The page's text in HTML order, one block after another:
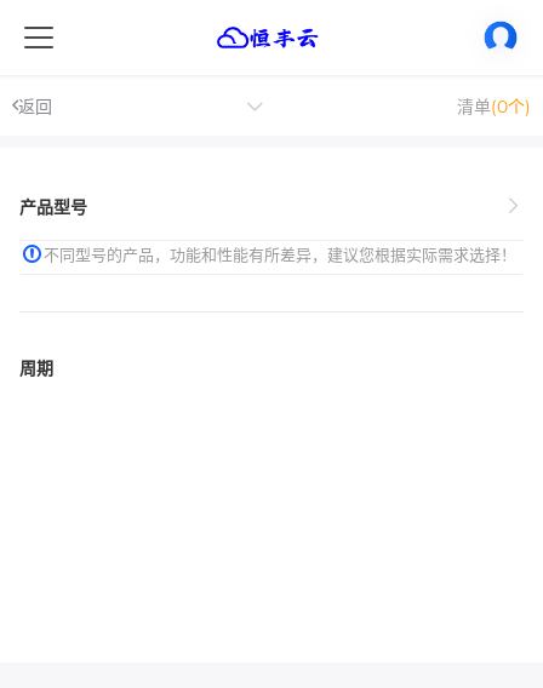
返回 清单(0个)
产品型号
不同型号的产品，功能和性能有所差异，建议您根据实际需求选择！
周期